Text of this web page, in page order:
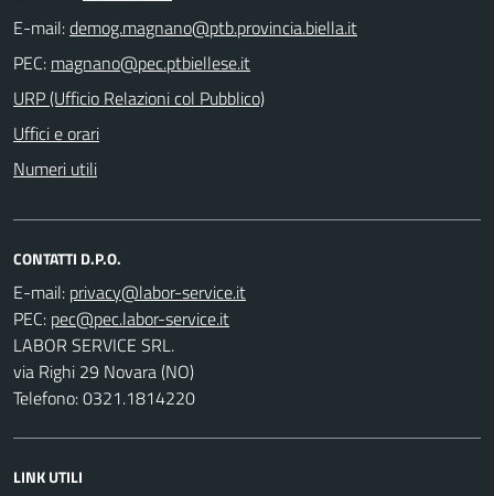
E-mail:
PEC:
URP (Ufficio Relazioni col Pubblico)
Uffici e orari
Numeri utili
CONTATTI D.P.O.
E-mail:
PEC:
LABOR SERVICE SRL.
via Righi 29 Novara (NO)
Telefono: 0321.1814220
LINK UTILI